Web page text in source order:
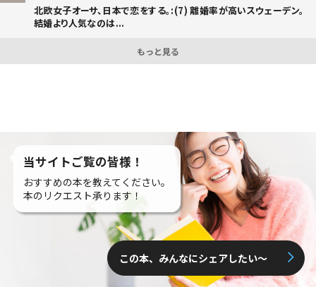
北欧女子オーサ、日本で恋をする。:(7) 離婚率が高いスウェーデン。
結婚より人気なのは...
もっと見る
当サイトご覧の皆様！
おすすめの本を教えてください。
本のリクエスト承ります！
この本、みんなにシェアしたい〜